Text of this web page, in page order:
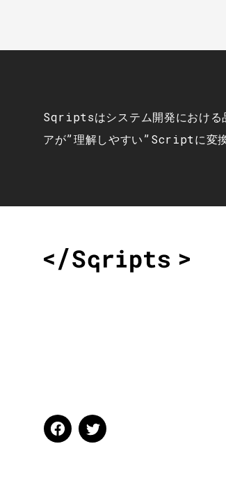
Sqriptsはシステム開発におけ
アが”理解しやすい”Scriptに変